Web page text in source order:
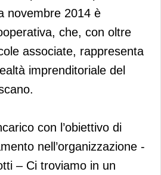
novembre 2014 è
che, con oltre
associate, rappresenta
imprenditoriale del
con l’obiettivo di
nell’organizzazione -
– Ci troviamo in un